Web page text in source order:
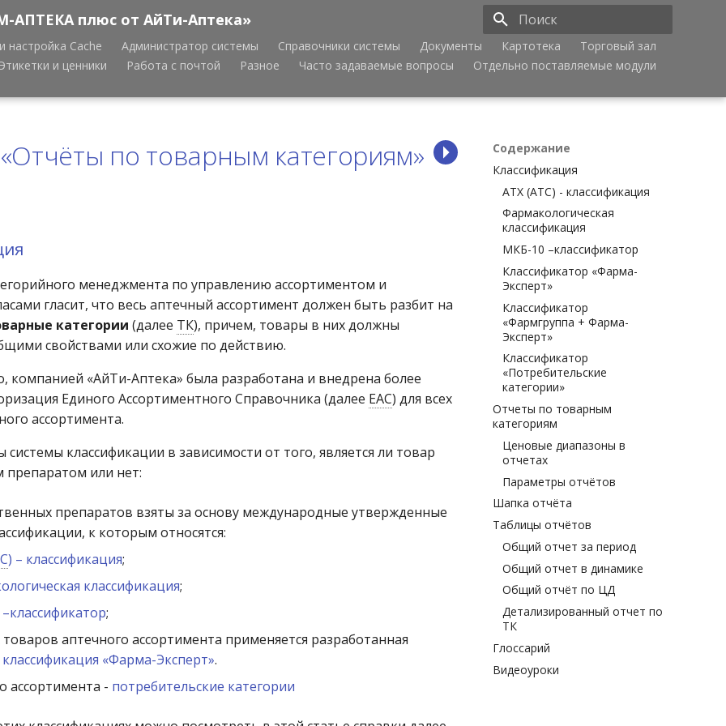
АПТЕКА плюс от АйТи-Аптека»
Инициализация поиска
настройка Cache Администратор системы Справочники системы Документы Картотека
Торговый зал
Этикетки и ценники Работа с почтой Разное Часто задаваемые вопросы
Отдельно поставляемые модули
Содержание
Классификация
АТХ (АТС) - классификация
Фармакологическая
классификация
МКБ-10 –классификатор
Классификатор «Фарма-
Эксперт»
Классификатор
«Фармгруппа + Фарма-
Эксперт»
Классификатор
«Потребительские
категории»
Отчеты по товарным
категориям
Ценовые диапазоны в
отчетах
Параметры отчётов
Шапка отчёта
Таблицы отчётов
Общий отчет за период
Общий отчет в динамике
Общий отчёт по ЦД
Детализированный отчет по
ТК
Глоссарий
Видеоуроки
по товарным категориям»
менеджмента по управлению ассортиментом и
гласит, что весь аптечный ассортимент должен быть разбит на
категории (далее ТК), причем, товары в них должны
свойствами или схожие по действию.
компанией «АйТи-Аптека» была разработана и внедрена более
Единого Ассортиментного Справочника (далее ЕАС) для всех
ассортимента.
системы классификации в зависимости от того, является ли товар
препаратом или нет:
препаратов взяты за основу международные утвержденные
к которым относятся:
) – классификация;
классификация;
–классификатор;
аптечного ассортимента применяется разработанная
классификация «Фарма-Эксперт».
ассортимента - потребительские категории